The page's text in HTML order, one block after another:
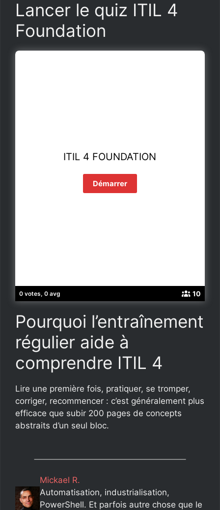
Lancer le quiz ITIL 4
Foundation
0 votes, 0 avg 10
ITIL 4 FOUNDATION
Pourquoi l’entraînement
régulier aide à
comprendre ITIL 4
Lire une première fois, pratiquer, se tromper,
corriger, recommencer : c’est généralement plus
efficace que subir 200 pages de concepts
abstraits d’un seul bloc.
Mickael R.
Automatisation, industrialisation,
PowerShell. Et parfois autre chose que le